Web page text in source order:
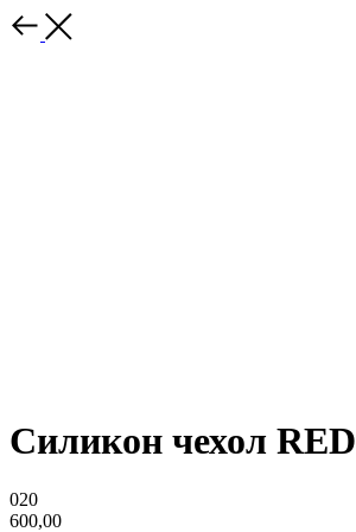
Силикон чехол RED
020
600,00